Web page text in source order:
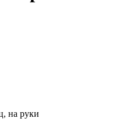
на руки